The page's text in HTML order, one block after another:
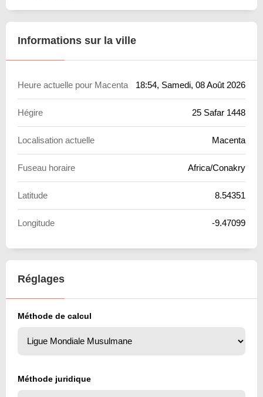
Informations sur la ville
Heure actuelle pour Macenta 18:54, Samedi, 08 Août 2026
Hégire 25 Safar 1448
Localisation actuelle Macenta
Fuseau horaire Africa/Conakry
Latitude 8.54351
Longitude -9.47099
Réglages
Méthode de calcul
Méthode juridique